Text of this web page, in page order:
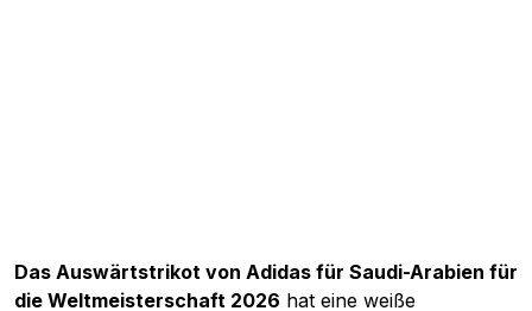
Das Auswärtstrikot von Adidas für Saudi-Arabien für
die Weltmeisterschaft 2026 hat eine weiße